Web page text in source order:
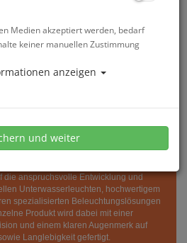
- Bali & Raja Ampat 2026
Videolampen
die anspruchsvolle Entwicklung und
Unterwasserleuchten, hochwertigem
spezialisierten Beleuchtungslösungen
Produkt wird dabei mit einer
und einem klaren Augenmerk auf
Langlebigkeit gefertigt.
Medien akzeptiert werden, bedarf
keiner manuellen Zustimmung
anzeigen
und weiter